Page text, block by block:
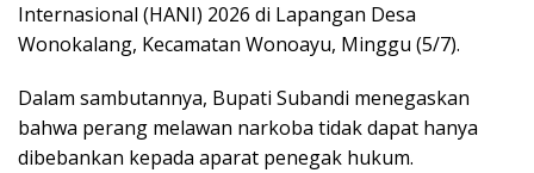
Internasional (HANI) 2026 di Lapangan Desa
Wonokalang, Kecamatan Wonoayu, Minggu (5/7).
Dalam sambutannya, Bupati Subandi menegaskan
bahwa perang melawan narkoba tidak dapat hanya
dibebankan kepada aparat penegak hukum.